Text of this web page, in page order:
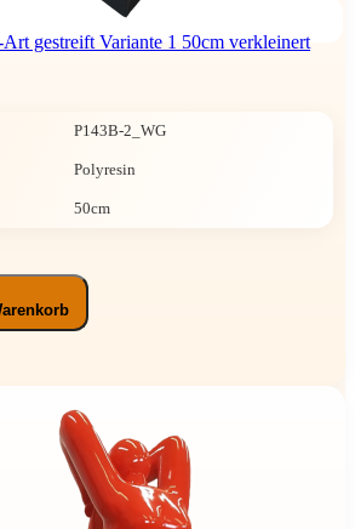
gestreift Variante 1 50cm verkleinert
P143B-2_WG
Polyresin
50cm